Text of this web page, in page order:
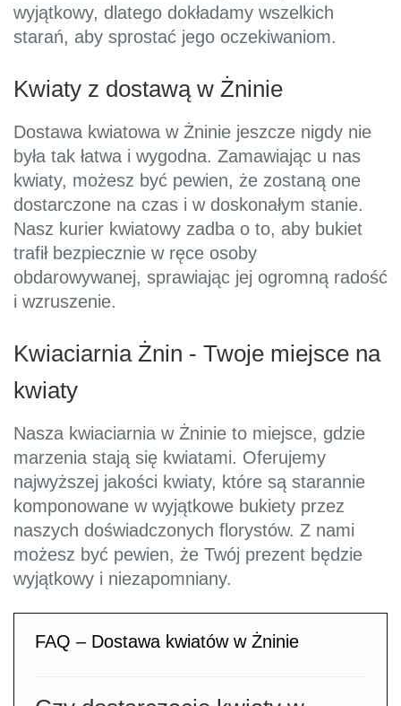
wyjątkowy, dlatego dokładamy wszelkich
starań, aby sprostać jego oczekiwaniom.
Kwiaty z dostawą w Żninie
Dostawa kwiatowa w Żninie jeszcze nigdy nie
była tak łatwa i wygodna. Zamawiając u nas
kwiaty, możesz być pewien, że zostaną one
dostarczone na czas i w doskonałym stanie.
Nasz kurier kwiatowy zadba o to, aby bukiet
trafił bezpiecznie w ręce osoby
obdarowywanej, sprawiając jej ogromną radość
i wzruszenie.
Kwiaciarnia Żnin - Twoje miejsce na
kwiaty
Nasza kwiaciarnia w Żninie to miejsce, gdzie
marzenia stają się kwiatami. Oferujemy
najwyższej jakości kwiaty, które są starannie
komponowane w wyjątkowe bukiety przez
naszych doświadczonych florystów. Z nami
możesz być pewien, że Twój prezent będzie
wyjątkowy i niezapomniany.
FAQ – Dostawa kwiatów w Żninie